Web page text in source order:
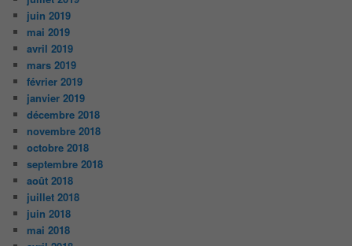
juin 2019
mai 2019
avril 2019
mars 2019
février 2019
janvier 2019
décembre 2018
novembre 2018
octobre 2018
septembre 2018
août 2018
juillet 2018
juin 2018
mai 2018